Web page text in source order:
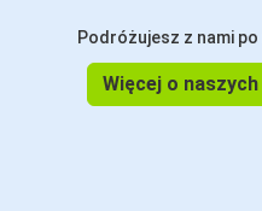
Podróżujesz z nami
Więcej o naszych